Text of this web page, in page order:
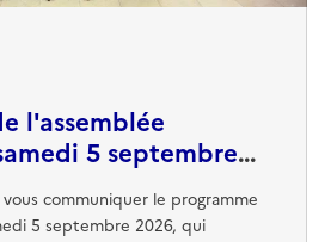
l'assemblée
5 septembre
vous communiquer le programme
5 septembre 2026, qui